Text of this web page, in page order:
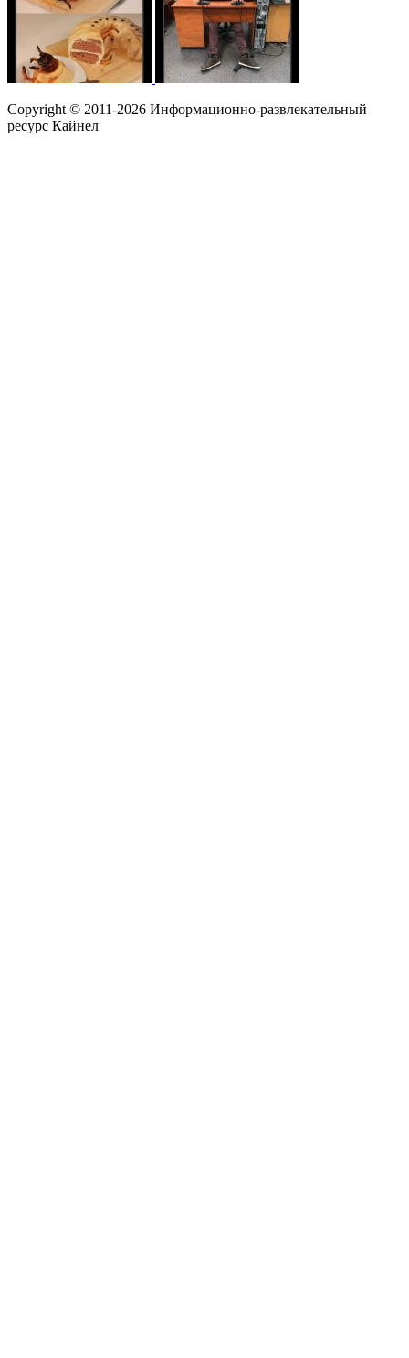
Copyright © 2011-2026 Информационно-развлекательный
ресурс Кайнел